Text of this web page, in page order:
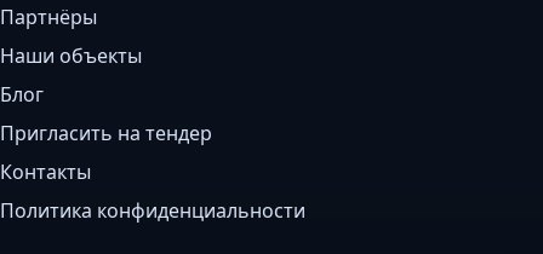
Партнёры
Наши объекты
Блог
Пригласить на тендер
Контакты
Политика конфиденциальности